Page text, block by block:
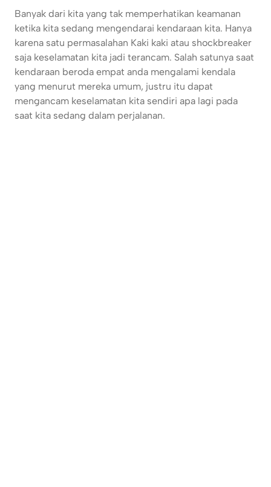
Banyak dari kita yang tak memperhatikan keamanan
ketika kita sedang mengendarai kendaraan kita. Hanya
karena satu permasalahan Kaki kaki atau shockbreaker
saja keselamatan kita jadi terancam. Salah satunya saat
kendaraan beroda empat anda mengalami kendala
yang menurut mereka umum, justru itu dapat
mengancam keselamatan kita sendiri apa lagi pada
saat kita sedang dalam perjalanan.